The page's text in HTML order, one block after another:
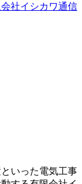
社イシカワ通信
いった電気工事